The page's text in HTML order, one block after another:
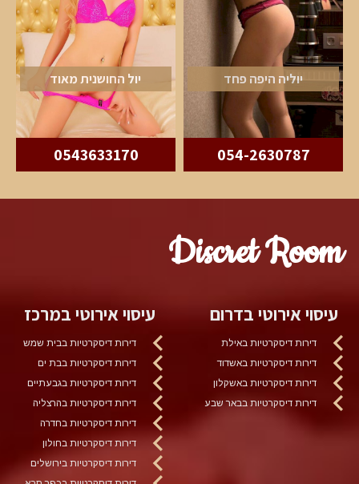
יוליה היפה פחד
054-2630787
יול החושנית מאוד
0543633170
Discret Room
עיסוי אירוטי בדרום
דירות דיסקרטיות באילת
דירות דיסקרטיות באשדוד
דירות דיסקרטיות באשקלון
דירות דיסקרטיות בבאר שבע
עיסוי אירוטי במרכז
דירות דיסקרטיות בבית שמש
דירות דיסקרטיות בבת ים
דירות דיסקרטיות בגבעתיים
דירות דיסקרטיות בהרצליה
דירות דיסקרטיות בחדרה
דירות דיסקרטיות בחולון
דירות דיסקרטיות בירושלים